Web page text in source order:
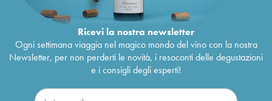
Ricevi la nostra newsletter
Ogni settimana viaggia nel magico mondo del vino con la nostra
Newsletter, per non perderti le novità, i resoconti delle degustazioni
e i consigli degli esperti!